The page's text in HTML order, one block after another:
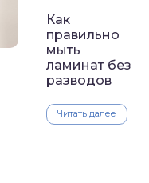
Как
правильно
мыть
ламинат без
разводов
Читать далее